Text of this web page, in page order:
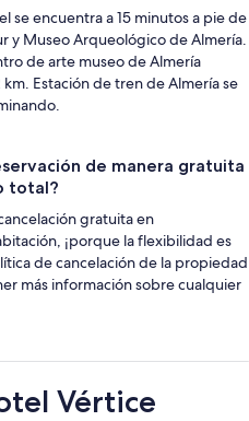
se encuentra a 15 minutos a pie de
y Museo Arqueológico de Almería.
de arte museo de Almería
Estación de tren de Almería se
de manera gratuita
total?
gratuita en
¡porque la flexibilidad es
de cancelación de la propiedad
más información sobre cualquier
Vértice